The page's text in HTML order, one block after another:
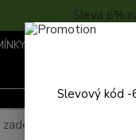
Sleva 6%
...
Slevový kód -